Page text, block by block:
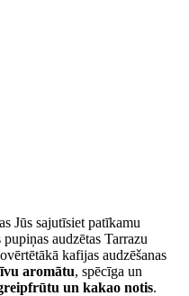
Jūs sajutīsiet patīkamu
audzētas Tarrazu
kafijas audzēšanas
aromātu, spēcīga un
un kakao notis.